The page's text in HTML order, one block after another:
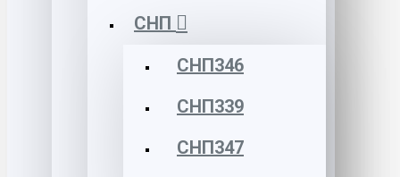
СНП
СНП346
СНП339
СНП347